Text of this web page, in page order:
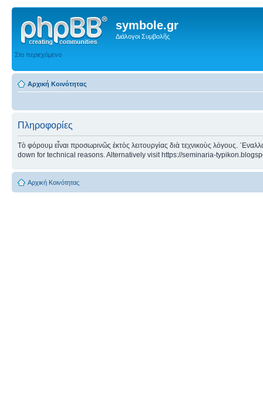
symbole.gr
Διάλογοι Συμβολῆς
Στο περιεχόμενο
Αρχική Κοινότητας
Πληροφορίες
Τὸ φόρουμ εἶναι προσωρινῶς ἐκτὸς λειτουργίας διὰ τεχνικοὺς λόγους.
down for technical reasons. Alternatively visit https://seminaria-
Αρχική Κοινότητας